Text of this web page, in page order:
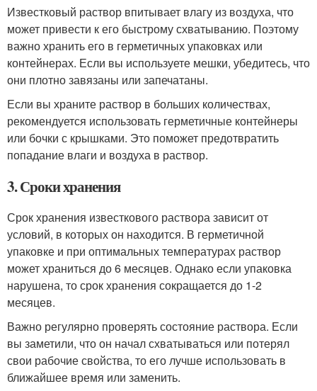
Известковый раствор впитывает влагу из воздуха, что
может привести к его быстрому схватыванию. Поэтому
важно хранить его в герметичных упаковках или
контейнерах. Если вы используете мешки, убедитесь, что
они плотно завязаны или запечатаны.
Если вы храните раствор в больших количествах,
рекомендуется использовать герметичные контейнеры
или бочки с крышками. Это поможет предотвратить
попадание влаги и воздуха в раствор.
3. Сроки хранения
Срок хранения известкового раствора зависит от
условий, в которых он находится. В герметичной
упаковке и при оптимальных температурах раствор
может храниться до 6 месяцев. Однако если упаковка
нарушена, то срок хранения сокращается до 1-2
месяцев.
Важно регулярно проверять состояние раствора. Если
вы заметили, что он начал схватываться или потерял
свои рабочие свойства, то его лучше использовать в
ближайшее время или заменить.